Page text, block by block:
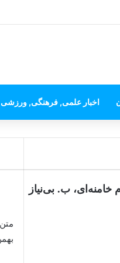
اخبار علمی, فرهنگی,
بهمن
ب. بی‌نیاز